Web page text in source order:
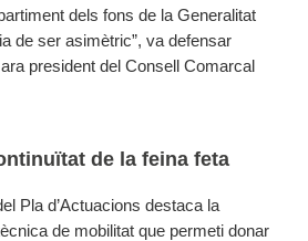
dels fons de la Generalitat
de ser asimètric”, va defensar
president del Consell Comarcal
de la feina feta
Pla d’Actuacions destaca la
de mobilitat que permeti donar